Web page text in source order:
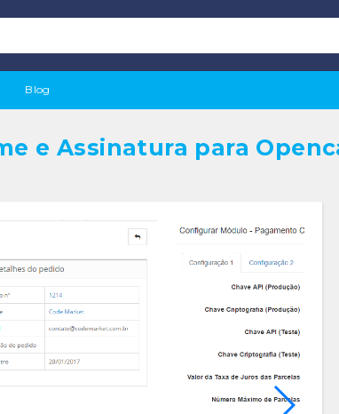
Blog
e Assinatura para